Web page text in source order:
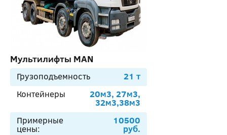
Мультилифты МАN
Грузоподъемность
21 т
Контейнеры
20м3, 27м3,
32м3,38м3
Примерные
цены:
10500
руб.